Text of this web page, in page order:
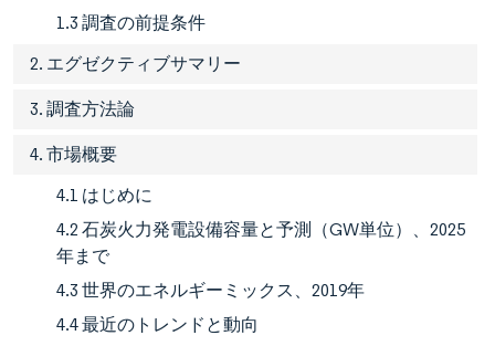
1.3 調査の前提条件
2. エグゼクティブサマリー
3. 調査方法論
4. 市場概要
4.1 はじめに
4.2 石炭火力発電設備容量と予測（GW単位）、2025
年まで
4.3 世界のエネルギーミックス、2019年
4.4 最近のトレンドと動向